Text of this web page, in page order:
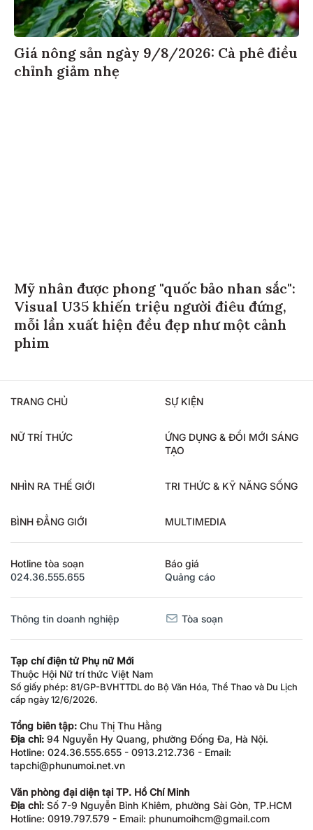
Giá nông sản ngày 9/8/2026: Cà phê điều
chỉnh giảm nhẹ
Mỹ nhân được phong "quốc bảo nhan sắc":
Visual U35 khiến triệu người điêu đứng,
mỗi lần xuất hiện đều đẹp như một cảnh
phim
TRANG CHỦ SỰ KIỆN
NỮ TRÍ THỨC
ỨNG DỤNG & ĐỔI MỚI SÁNG
TẠO
NHÌN RA THẾ GIỚI TRI THỨC & KỸ NĂNG SỐNG
BÌNH ĐẲNG GIỚI MULTIMEDIA
Hotline tòa soạn
024.36.555.655
Báo giá
Quảng cáo
Thông tin doanh nghiệp Tòa soạn
Tạp chí điện tử Phụ nữ Mới
Thuộc Hội Nữ trí thức Việt Nam
Số giấy phép: 81/GP-BVHTTDL do Bộ Văn Hóa, Thể Thao và Du Lịch
cấp ngày 12/6/2026.
Tổng biên tập: Chu Thị Thu Hằng
Địa chỉ: 94 Nguyễn Hy Quang, phường Đống Đa, Hà Nội.
Hotline: 024.36.555.655 - 0913.212.736 - Email:
tapchi@phunumoi.net.vn
Văn phòng đại diện tại TP. Hồ Chí Minh
Địa chỉ: Số 7-9 Nguyễn Bỉnh Khiêm, phường Sài Gòn, TP.HCM
Hotline: 0919.797.579 - Email: phunumoihcm@gmail.com